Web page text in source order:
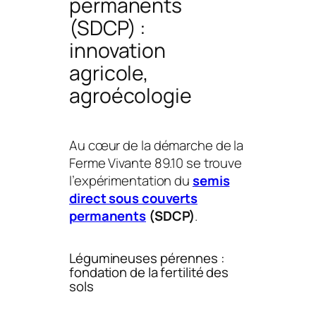
(SDCP) :
innovation
agricole,
agroécologie
Au cœur de la démarche de la
Ferme Vivante 89.10 se trouve
l’expérimentation dusemis
direct sous couverts
permanents (SDCP).
Légumineuses pérennes :
fondation de la fertilité des
sols